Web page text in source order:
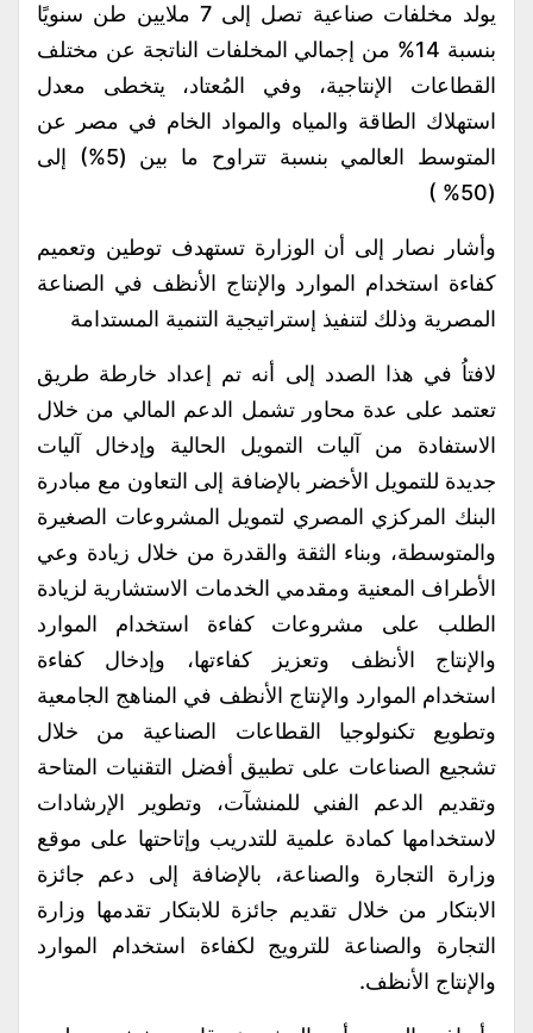
يولد مخلفات صناعية تصل إلى 7 ملايين طن سنويًا
بنسبة 14% من إجمالي المخلفات الناتجة عن مختلف
القطاعات الإنتاجية، وفي المُعتاد، يتخطى معدل
استهلاك الطاقة والمياه والمواد الخام في مصر عن
المتوسط العالمي بنسبة تتراوح ما بين (5%) إلى
(50% )
وأشار نصار إلى أن الوزارة تستهدف توطين وتعميم
كفاءة استخدام الموارد والإنتاج الأنظف في الصناعة
المصرية وذلك لتنفيذ إستراتيجية التنمية المستدامة
لافتاُ في هذا الصدد إلى أنه تم إعداد خارطة طريق
تعتمد على عدة محاور تشمل الدعم المالي من خلال
الاستفادة من آليات التمويل الحالية وإدخال آليات
جديدة للتمويل الأخضر بالإضافة إلى التعاون مع مبادرة
البنك المركزي المصري لتمويل المشروعات الصغيرة
والمتوسطة، وبناء الثقة والقدرة من خلال زيادة وعي
الأطراف المعنية ومقدمي الخدمات الاستشارية لزيادة
الطلب على مشروعات كفاءة استخدام الموارد
والإنتاج الأنظف وتعزيز كفاءتها، وإدخال كفاءة
استخدام الموارد والإنتاج الأنظف في المناهج الجامعية
وتطويع تكنولوجيا القطاعات الصناعية من خلال
تشجيع الصناعات على تطبيق أفضل التقنيات المتاحة
وتقديم الدعم الفني للمنشآت، وتطوير الإرشادات
لاستخدامها كمادة علمية للتدريب وإتاحتها على موقع
وزارة التجارة والصناعة، بالإضافة إلى دعم جائزة
الابتكار من خلال تقديم جائزة للابتكار تقدمها وزارة
التجارة والصناعة للترويج لكفاءة استخدام الموارد
والإنتاج الأنظف.